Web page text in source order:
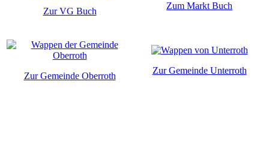
Zur VG Buch
Zum Markt Buch
Zur Gemeinde Oberroth
Zur Gemeinde Unterroth